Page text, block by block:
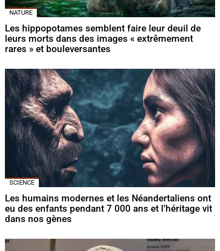
NATURE
Les hippopotames semblent faire leur deuil de
leurs morts dans des images « extrêmement
rares » et bouleversantes
SCIENCE
Les humains modernes et les Néandertaliens ont
eu des enfants pendant 7 000 ans et l’héritage vit
dans nos gènes